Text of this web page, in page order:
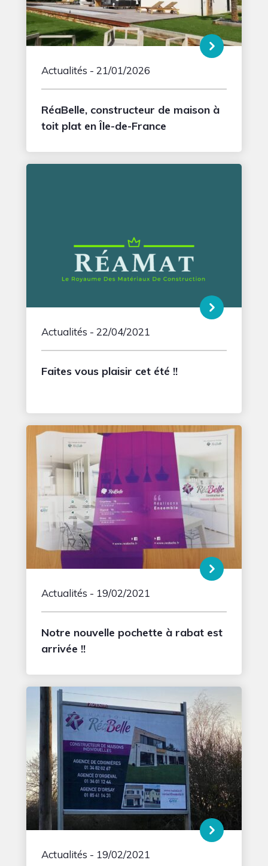
Actualités - 21/01/2026
RéaBelle, constructeur de maison à
toit plat en Île-de-France
Actualités - 22/04/2021
Faites vous plaisir cet été !!
Actualités - 19/02/2021
Notre nouvelle pochette à rabat est
arrivée !!
Actualités - 19/02/2021